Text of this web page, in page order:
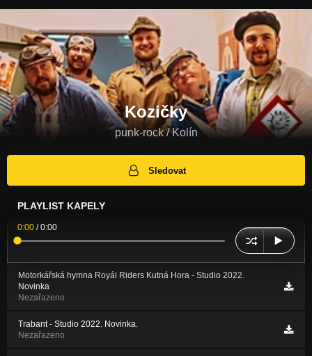
Kozičky
punk-rock / Kolín
Sledovat
PLAYLIST KAPELY
0:00 /0:00
Motorkářská hymna Royál Riders Kutná Hora - Studio 2022.
Novinka
Nezařazeno
Trabant - Studio 2022. Novinka.
Nezařazeno